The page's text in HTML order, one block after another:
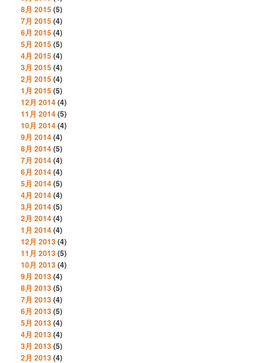
8月 2015(5)
7月 2015(4)
6月 2015(4)
5月 2015(5)
4月 2015(4)
3月 2015(4)
2月 2015(4)
1月 2015(5)
12月 2014(4)
11月 2014(5)
10月 2014(4)
9月 2014(4)
8月 2014(5)
7月 2014(4)
6月 2014(4)
5月 2014(5)
4月 2014(4)
3月 2014(5)
2月 2014(4)
1月 2014(4)
12月 2013(4)
11月 2013(5)
10月 2013(4)
9月 2013(4)
8月 2013(5)
7月 2013(4)
6月 2013(5)
5月 2013(4)
4月 2013(4)
3月 2013(5)
2月 2013(4)